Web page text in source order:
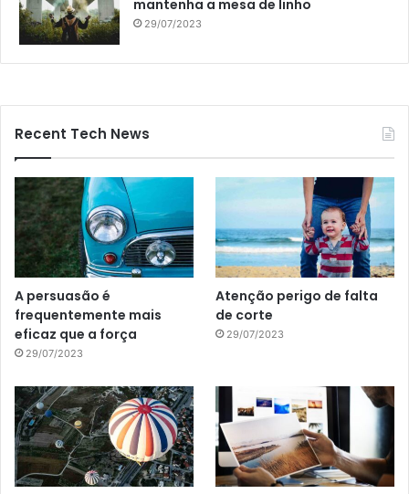
mantenha a mesa de linho
29/07/2023
Recent Tech News
A persuasão é
frequentemente mais
eficaz que a força
29/07/2023
Atenção perigo de falta
de corte
29/07/2023